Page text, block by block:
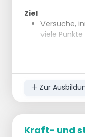
Ziel
Versuche,
viele
Zur
Kraft- und